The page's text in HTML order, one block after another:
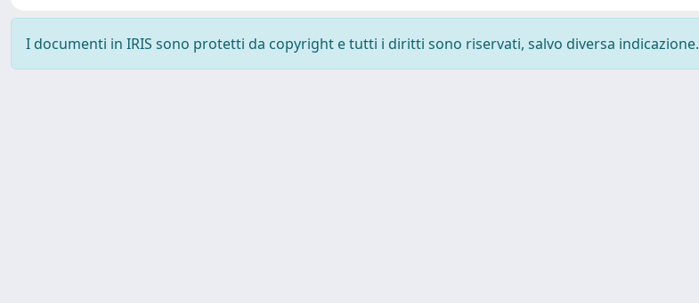
I documenti in IRIS sono protetti da copyright e tutti i diritti sono riservati, salvo diversa indicazione.